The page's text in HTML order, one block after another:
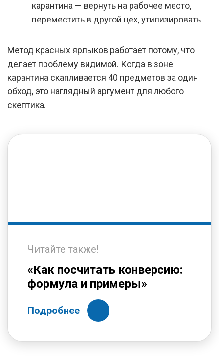
карантина — вернуть на рабочее место,
переместить в другой цех, утилизировать.
Метод красных ярлыков работает потому, что
делает проблему видимой. Когда в зоне
карантина скапливается 40 предметов за один
обход, это наглядный аргумент для любого
скептика.
Читайте также!
«Как посчитать конверсию:
формула и примеры»
Подробнее